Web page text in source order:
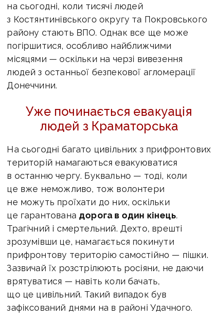
на сьогодні, коли тисячі людей
з Костянтинівського округу та Покровського
району стають ВПО. Однак все ще може
погіршитися, особливо найближчими
місяцями — оскільки на черзі вивезення
людей з останньої безпекової агломерації
Донеччини.
Уже починається евакуація
людей з Краматорська
На сьогодні багато цивільних з прифронтових
територій намагаються евакуюватися
в останню чергу. Буквально — тоді, коли
це вже неможливо, тож волонтери
не можуть проїхати до них, оскільки
це гарантована дорога в один кінець.
Трагічний і смертельний. Дехто, врешті
зрозумівши це, намагається покинути
прифронтову територію самостійно — пішки.
Зазвичай їх розстрілюють росіяни, не даючи
врятуватися — навіть коли бачать,
що це цивільний. Такий випадок був
зафіксований днями на в районі Удачного.